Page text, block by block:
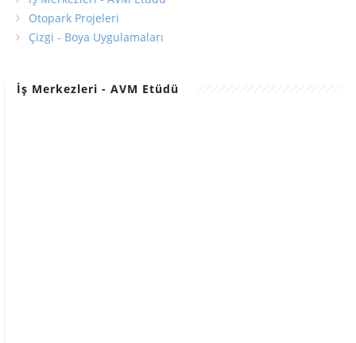
Otopark Projeleri
Çizgi - Boya Uygulamaları
İş Merkezleri - AVM Etüdü